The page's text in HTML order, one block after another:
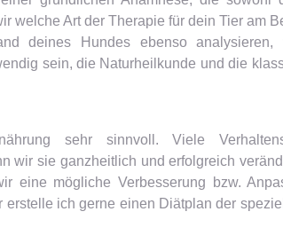
welche Art der Therapie für dein Tier am
deines Hundes ebenso analysieren,
sein, die Naturheilkunde und die
sehr sinnvoll. Viele
wir sie ganzheitlich und erfolgreich
eine mögliche Verbesserung bzw.
ich gerne einen Diätplan der